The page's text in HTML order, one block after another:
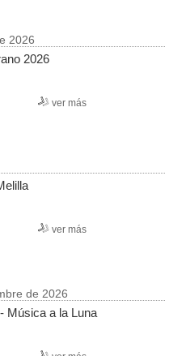
2026
2026
ver más
ver más
de 2026
Música a la Luna